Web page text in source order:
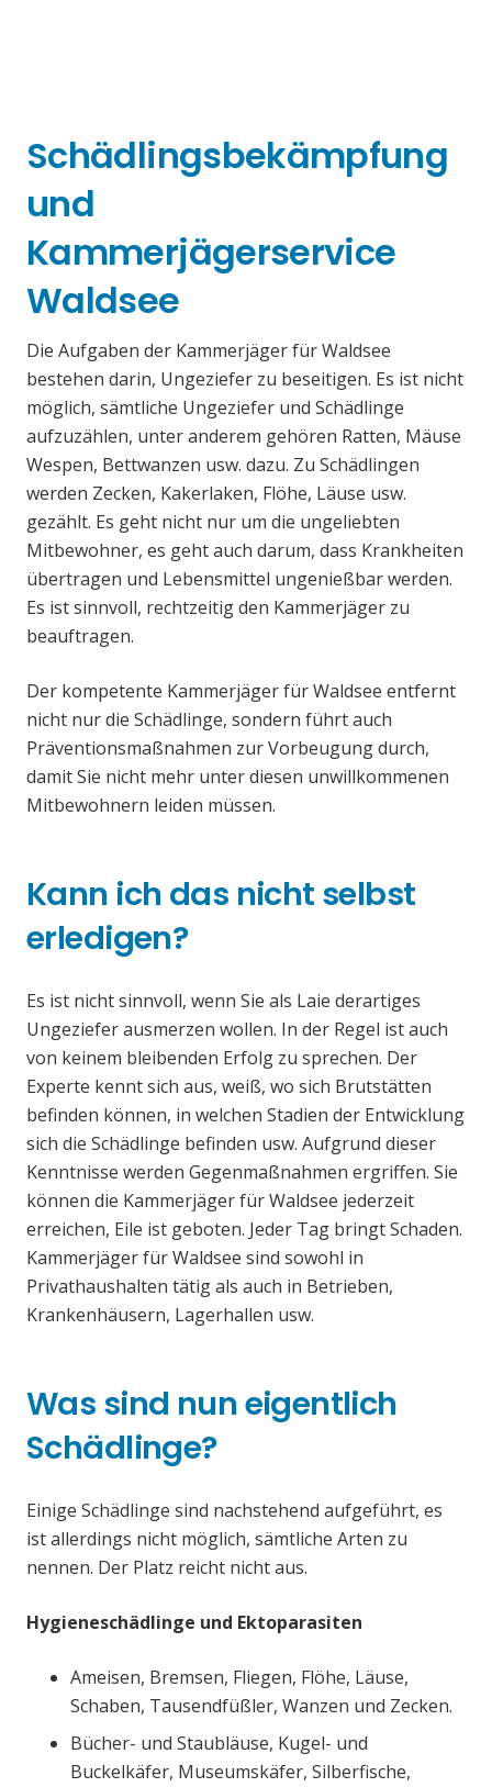
Schädlingsbekämpfung
und
Kammerjägerservice
Waldsee
Die Aufgaben der Kammerjäger für Waldsee
bestehen darin, Ungeziefer zu beseitigen. Es ist nicht
möglich, sämtliche Ungeziefer und Schädlinge
aufzuzählen, unter anderem gehören Ratten, Mäuse
Wespen, Bettwanzen usw. dazu. Zu Schädlingen
werden Zecken, Kakerlaken, Flöhe, Läuse usw.
gezählt. Es geht nicht nur um die ungeliebten
Mitbewohner, es geht auch darum, dass Krankheiten
übertragen und Lebensmittel ungenießbar werden.
Es ist sinnvoll, rechtzeitig den Kammerjäger zu
beauftragen.
Der kompetente Kammerjäger für Waldsee entfernt
nicht nur die Schädlinge, sondern führt auch
Präventionsmaßnahmen zur Vorbeugung durch,
damit Sie nicht mehr unter diesen unwillkommenen
Mitbewohnern leiden müssen.
Kann ich das nicht selbst
erledigen?
Es ist nicht sinnvoll, wenn Sie als Laie derartiges
Ungeziefer ausmerzen wollen. In der Regel ist auch
von keinem bleibenden Erfolg zu sprechen. Der
Experte kennt sich aus, weiß, wo sich Brutstätten
befinden können, in welchen Stadien der Entwicklung
sich die Schädlinge befinden usw. Aufgrund dieser
Kenntnisse werden Gegenmaßnahmen ergriffen. Sie
können die Kammerjäger für Waldsee jederzeit
erreichen, Eile ist geboten. Jeder Tag bringt Schaden.
Kammerjäger für Waldsee sind sowohl in
Privathaushalten tätig als auch in Betrieben,
Krankenhäusern, Lagerhallen usw.
Was sind nun eigentlich
Schädlinge?
Einige Schädlinge sind nachstehend aufgeführt, es
ist allerdings nicht möglich, sämtliche Arten zu
nennen. Der Platz reicht nicht aus.
Hygieneschädlinge und Ektoparasiten
Ameisen, Bremsen, Fliegen, Flöhe, Läuse,
Schaben, Tausendfüßler, Wanzen und Zecken.
Bücher- und Staubläuse, Kugel- und
Buckelkäfer, Museumskäfer, Silberfische,